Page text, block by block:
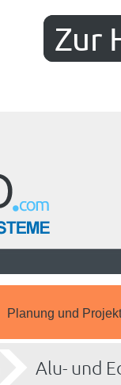
Zur
Planung und
Alu- und